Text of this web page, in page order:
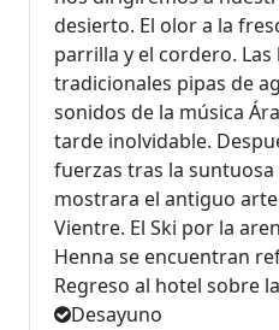
desierto. El olor a la
parrilla y el cordero.
tradicionales pipas de
sonidos de la música
tarde inolvidable.
fuerzas tras la
mostrara el antiguo
Vientre. El Ski por la
Henna se encuentran
Regreso al hotel sobre
Desayuno